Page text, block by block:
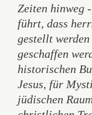
Zeiten hinweg
führt, dass
gestellt werden
geschaffen
historischen
Jesus, für
jüdischen